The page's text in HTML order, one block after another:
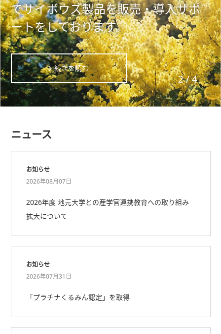
でサイボウズ製品を販売・導入サポ
ートをしております。
続きを読む
2/4
ニュース
お知らせ
2026年08月07日
2026年度 地元大学との産学官連携教育への取り組み
拡大について
お知らせ
2026年07月31日
「プラチナくるみん認定」を取得